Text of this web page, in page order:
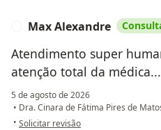
Max Alexandre
Atendimento super
atenção total da
5 de agosto de 2026
• Dra. Cinara de Fátima Pires de
• na opinião do utilizador Max
Solicitar revisão